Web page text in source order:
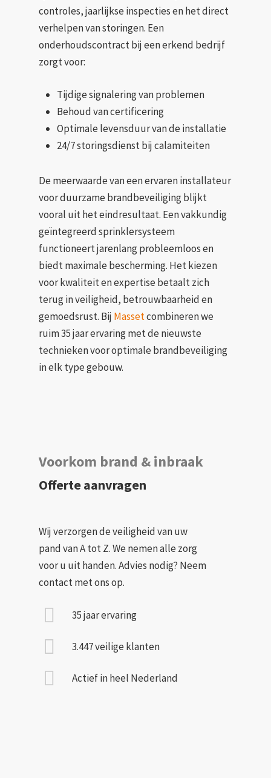
controles, jaarlijkse inspecties en het direct
verhelpen van storingen. Een
onderhoudscontract bij een erkend bedrijf
zorgt voor:
Tijdige signalering van problemen
Behoud van certificering
Optimale levensduur van de installatie
24/7 storingsdienst bij calamiteiten
De meerwaarde van een ervaren installateur
voor duurzame brandbeveiliging blijkt
vooral uit het eindresultaat. Een vakkundig
geïntegreerd sprinklersysteem
functioneert jarenlang probleemloos en
biedt maximale bescherming. Het kiezen
voor kwaliteit en expertise betaalt zich
terug in veiligheid, betrouwbaarheid en
gemoedsrust. Bij Massetcombineren we
ruim 35 jaar ervaring met de nieuwste
technieken voor optimale brandbeveiliging
in elk type gebouw.
Voorkom brand & inbraak
Offerte aanvragen
Wij verzorgen de veiligheid van uw
pand van A tot Z. We nemen alle zorg
voor u uit handen. Advies nodig? Neem
contact met ons op.
35 jaar ervaring
3.447 veilige klanten
Actief in heel Nederland